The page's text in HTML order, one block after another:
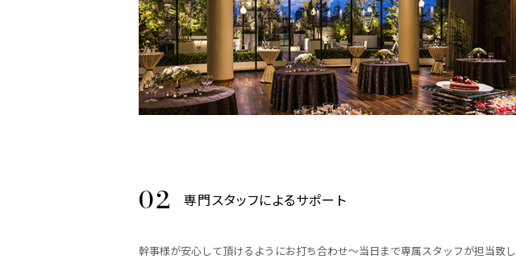
専門スタッフによるサポート
幹事様が安心して頂けるようにお打ち合わせ～当日まで専属スタッフが担当致し